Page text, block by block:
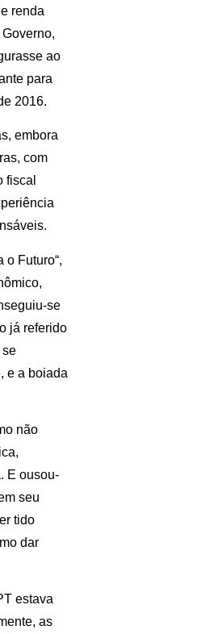
renda
ao
para
2016.
embora
com
fiscal
o Futuro“,
se
já referido
se
e a boiada
não
E ousou-
seu
tido
dar
estava
as